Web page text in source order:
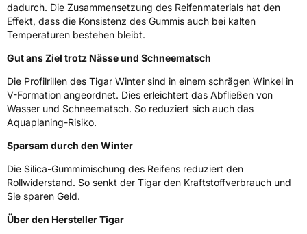
VerwendungWinterreifen
ModellnameWinter
FahrzeugartPKW & SUV
Weitere Eigenschaften
SchlauchtypTL
Zustand
M+SJa
EU Label
dadurch. Die Zusammensetzung des Reifenmaterials hat den
Effekt, dass die Konsistenz des Gummis auch bei kalten
Temperaturen bestehen bleibt.
Gut ans Ziel trotz Nässe und Schneematsch
Die Profilrillen des Tigar Winter sind in einem schrägen Winkel in
V-Formation angeordnet. Dies erleichtert das Abfließen von
Wasser und Schneematsch. So reduziert sich auch das
Aquaplaning-Risiko.
Sparsam durch den Winter
Die Silica-Gummimischung des Reifens reduziert den
Rollwiderstand. So senkt der Tigar den Kraftstoffverbrauch und
Sie sparen Geld.
Über den Hersteller Tigar